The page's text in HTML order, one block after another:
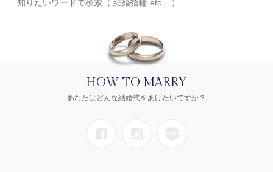
HOW TO MARRY
あなたはどんな結婚式をあげたいですか？